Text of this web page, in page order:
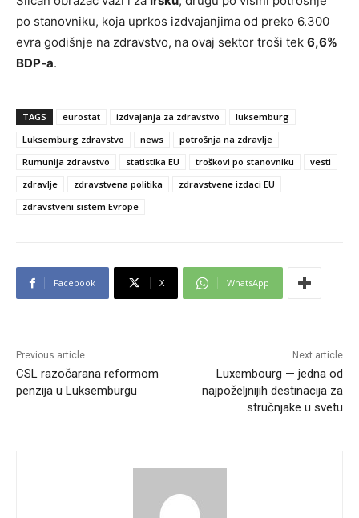
po stanovniku, koja uprkos izdvajanjima od preko 6.300
evra godišnje na zdravstvo, na ovaj sektor troši tek 6,6%
BDP-a.
TAGS eurostat izdvajanja za zdravstvo
luksemburg
Luksemburg zdravstvo
news
potrošnja na zdravlje
Rumunija zdravstvo
statistika EU troškovi po stanovniku
vesti
zdravlje
zdravstvena politika
zdravstvene izdaci EU
zdravstveni sistem Evrope
Facebook X WhatsApp
Previous article
CSL razočarana reformom
penzija u Luksemburgu
Next article
Luxembourg — jedna od
najpoželjnijih destinacija za
stručnjake u svetu